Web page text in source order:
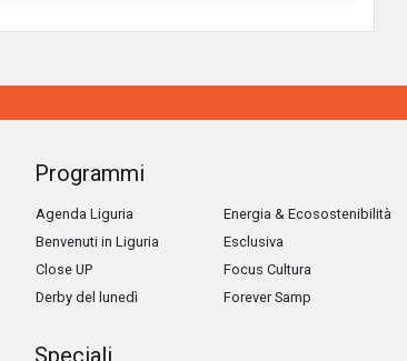
Programmi
Agenda Liguria
Benvenuti in Liguria
Close UP
Derby del lunedì
Energia & Ecosostenibilità
Esclusiva
Focus Cultura
Forever Samp
Speciali